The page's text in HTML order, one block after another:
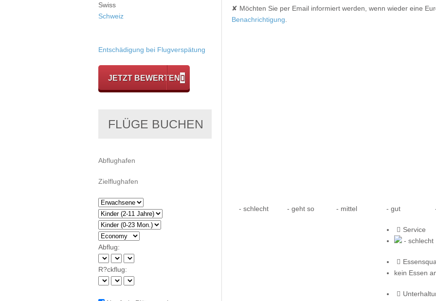
✘ Möchten Sie per Email informiert werden, wenn wieder eine
Benachrichtigung
- schlecht - geht so - mittel - gut
Service
- schlecht
kein Essen
Swiss
Schweiz
Entschädigung bei Flugverspätung
JETZT BEWERTEN
FLÜGE BUCHEN
Abflug:
R?ckflug: